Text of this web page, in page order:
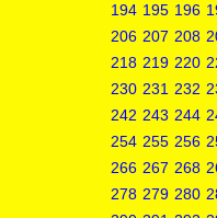
194 195 196
206 207 208
218 219 220
230 231 232
242 243 244
254 255 256
266 267 268
278 279 280